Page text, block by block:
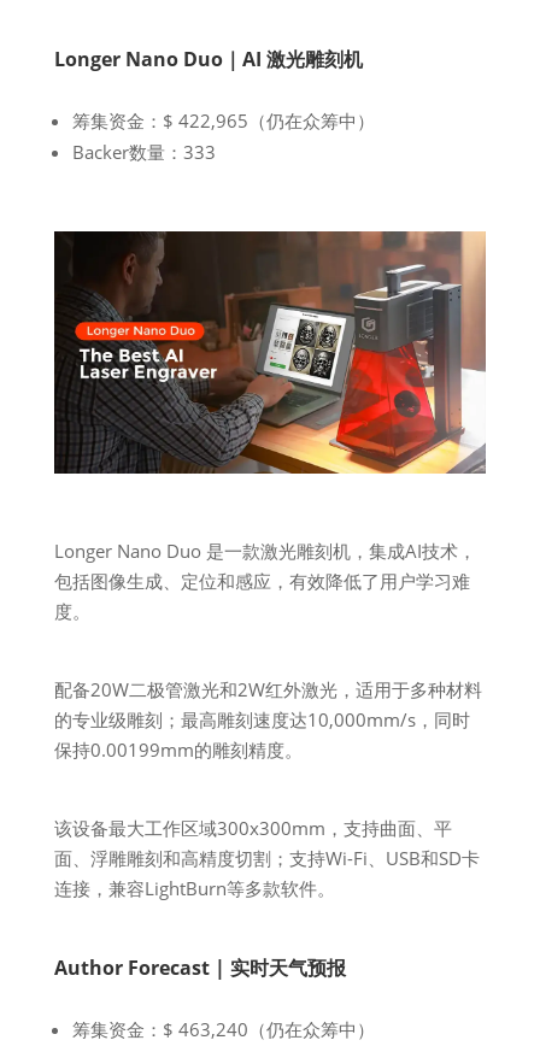
Longer Nano Duo｜AI 激光雕刻机
筹集资金：$ 422,965（仍在众筹中）
Backer数量：333
Longer Nano Duo 是一款激光雕刻机，集成AI技术，
包括图像生成、定位和感应，有效降低了用户学习难
度。
配备20W二极管激光和2W红外激光，适用于多种材料
的专业级雕刻；最高雕刻速度达10,000mm/s，同时
保持0.00199mm的雕刻精度。
该设备最大工作区域300x300mm，支持曲面、平
面、浮雕雕刻和高精度切割；支持Wi-Fi、USB和SD卡
连接，兼容LightBurn等多款软件。
Author Forecast | 实时天气预报
筹集资金：$ 463,240（仍在众筹中）